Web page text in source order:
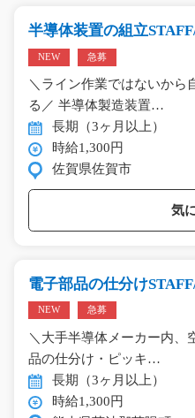
半導体装置の組立
NEW 急募
＼ライン作業ではないから
る／ 半導体製造装置…
長期（3ヶ月以上）
時給1,300円
佐賀県佐賀市
気
電子部品の仕分け
NEW 急募
＼大手半導体メーカー内、
品の仕分け・ピッキ…
長期（3ヶ月以上）
時給1,300円